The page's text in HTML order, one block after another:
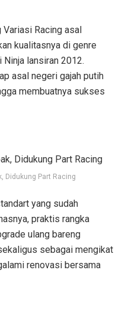
Racing asal
kualitasnya di genre
lansiran 2012.
asal negeri gajah putih
membuatnya sukses
Didukung Part Racing
yang sudah
praktis rangka
ulang bareng
sebagai mengikat
renovasi bersama